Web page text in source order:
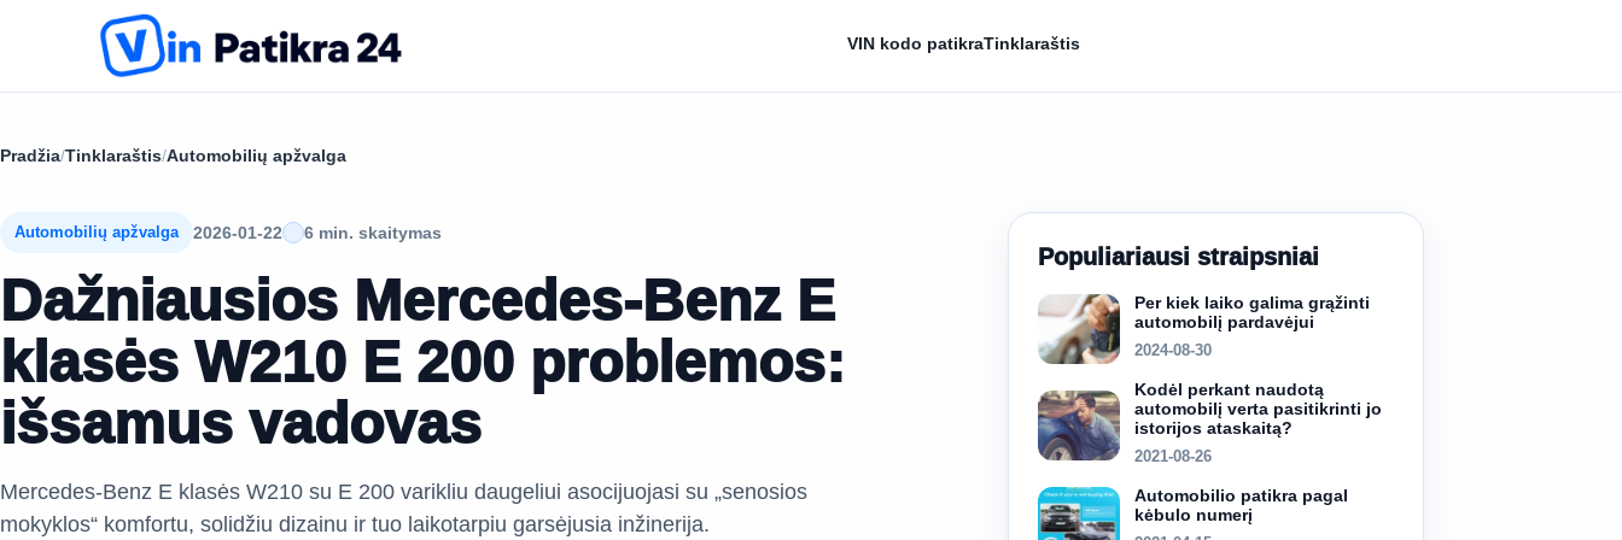
VIN kodo patikraTinklaraštis
Pradžia/Tinklaraštis/Automobilių apžvalga
Automobilių apžvalga 2026-01-22 6 min. skaitymas
Dažniausios Mercedes-Benz E
klasės W210 E 200 problemos:
išsamus vadovas
Mercedes-Benz E klasės W210 su E 200 varikliu daugeliui asocijuojasi su „senosios
mokyklos“ komfortu, solidžiu dizainu ir tuo laikotarpiu garsėjusia inžinerija.
Populiariausi straipsniai
Per kiek laiko galima grąžinti
automobilį pardavėjui
2024-08-30
Kodėl perkant naudotą
automobilį verta pasitikrinti jo
istorijos ataskaitą?
2021-08-26
Automobilio patikra pagal
kėbulo numerį